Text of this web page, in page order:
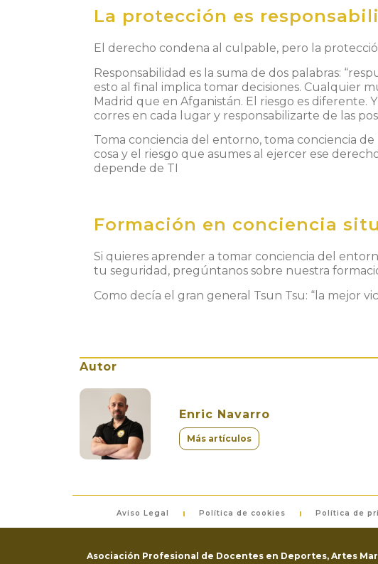
La protección es
El derecho condena al culpable, pero la
Responsabilidad es la suma de dos palabras:
esto al final implica tomar decisiones. Cualquier
Madrid que en Afganistán. El riesgo es diferente.
corres en cada lugar y responsabilizarte de las
Toma conciencia del entorno, toma conciencia
cosa y el riesgo que asumes al ejercer ese
depende de TI
Formación en conciencia
Si quieres aprender a tomar conciencia del
tu seguridad, pregúntanos sobre nuestra
Como decía el gran general Tsun Tsu: “la mejor
Autor
Enric Navarro
Más artículos
Aviso Legal Política de cookies Política de
Asociación Profesional de Docentes en Deportes, Artes